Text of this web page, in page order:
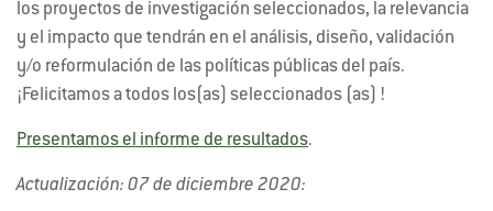
los proyectos de investigación seleccionados, la relevancia
y el impacto que tendrán en el análisis, diseño, validación
y/o reformulación de las políticas públicas del país.
¡Felicitamos a todos los(as) seleccionados (as) !
Presentamos el informe de resultados.
Actualización: 07 de diciembre 2020: